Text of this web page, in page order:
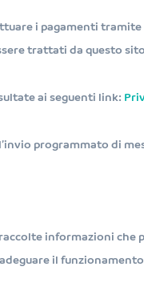
i pagamenti
trattati da questo
ai seguenti link:
programmato di
informazioni che
il